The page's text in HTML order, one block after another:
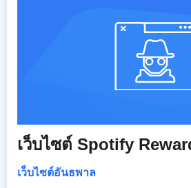
เว็บไซต์ Spotify
เว็บไซต์อันธพาล